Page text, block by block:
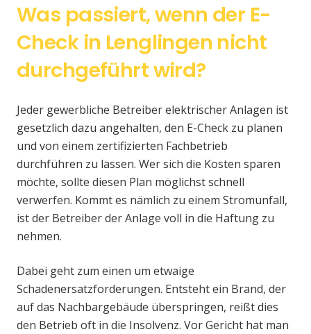
Was passiert, wenn der E-
Check in Lenglingen nicht
durchgeführt wird?
Jeder gewerbliche Betreiber elektrischer Anlagen ist
gesetzlich dazu angehalten, den E-Check zu planen
und von einem zertifizierten Fachbetrieb
durchführen zu lassen. Wer sich die Kosten sparen
möchte, sollte diesen Plan möglichst schnell
verwerfen. Kommt es nämlich zu einem Stromunfall,
ist der Betreiber der Anlage voll in die Haftung zu
nehmen.
Dabei geht zum einen um etwaige
Schadenersatzforderungen. Entsteht ein Brand, der
auf das Nachbargebäude überspringen, reißt dies
den Betrieb oft in die Insolvenz. Vor Gericht hat man